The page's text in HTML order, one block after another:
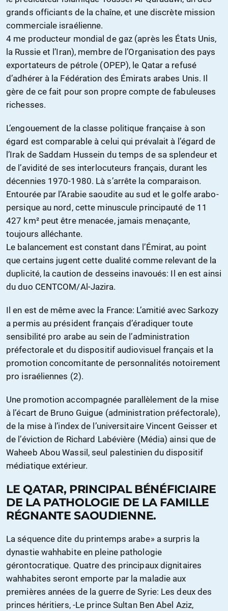
grands officiants de la chaîne, et une discrète mission
commerciale israélienne.
4 me producteur mondial de gaz (après les États Unis,
la Russie et l’Iran), membre de l’Organisation des pays
exportateurs de pétrole (OPEP), le Qatar a refusé
d’adhérer à la Fédération des Émirats arabes Unis. Il
gère de ce fait pour son propre compte de fabuleuses
richesses.
L’engouement de la classe politique française à son
égard est comparable à celui qui prévalait à l’égard de
l’Irak de Saddam Hussein du temps de sa splendeur et
de l’avidité de ses interlocuteurs français, durant les
décennies 1970-1980. Là s’arrête la comparaison.
Entourée par l’Arabie saoudite au sud et le golfe arabo-
persique au nord, cette minuscule principauté de 11
427 km² peut être menacée, jamais menaçante,
toujours alléchante.
Le balancement est constant dans l’Émirat, au point
que certains jugent cette dualité comme relevant de la
duplicité, la caution de desseins inavoués: Il en est ainsi
du duo CENTCOM/Al-Jazira.
Il en est de même avec la France: L’amitié avec Sarkozy
a permis au président français d’éradiquer toute
sensibilité pro arabe au sein de l’administration
préfectorale et du dispositif audiovisuel français et la
promotion concomitante de personnalités notoirement
pro israéliennes (2).
Une promotion accompagnée parallèlement de la mise
à l’écart de Bruno Guigue (administration préfectorale),
de la mise à l’index de l’universitaire Vincent Geisser et
de l’éviction de Richard Labévière (Média) ainsi que de
Waheeb Abou Wassil, seul palestinien du dispositif
médiatique extérieur.
LE QATAR, PRINCIPAL BÉNÉFICIAIRE
DE LA PATHOLOGIE DE LA FAMILLE
RÉGNANTE SAOUDIENNE.
La séquence dite du printemps arabe» a surpris la
dynastie wahhabite en pleine pathologie
gérontocratique. Quatre des principaux dignitaires
wahhabites seront emporte par la maladie aux
premières années de la guerre de Syrie: Les deux des
princes héritiers, -Le prince Sultan Ben Abel Aziz,